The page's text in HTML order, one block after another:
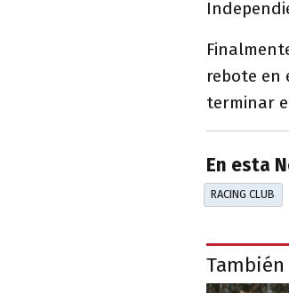
rebote en
terminar
En esta
RACING CLUB